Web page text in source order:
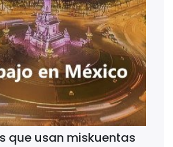
que usan miskuentas